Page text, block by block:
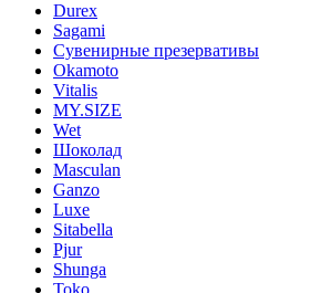
Durex
Sagami
Сувенирные презервативы
Okamoto
Vitalis
MY.SIZE
Wet
Шоколад
Masculan
Ganzo
Luxe
Sitabella
Pjur
Shunga
Toko